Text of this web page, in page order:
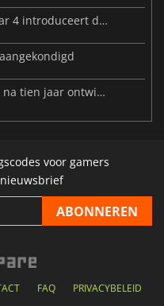
Warhammer 40.000: Dawn of War 4 introduceert de Necron-factie
Vahrin's Call verschijnt eindelijk na tien jaar ontwikkeling
voor gamers
FAQ PRIVACYBELEID